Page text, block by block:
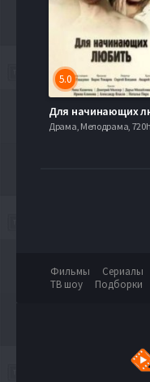
5.0
Фильмы Сериалы
ТВ шоу
Подборки